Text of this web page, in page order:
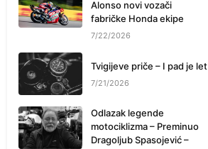
Alonso novi vozači
fabričke Honda ekipe
7/22/2026
Tvigijeve priče – I pad je let
7/21/2026
Odlazak legende
motociklizma – Preminuo
Dragoljub Spasojević –